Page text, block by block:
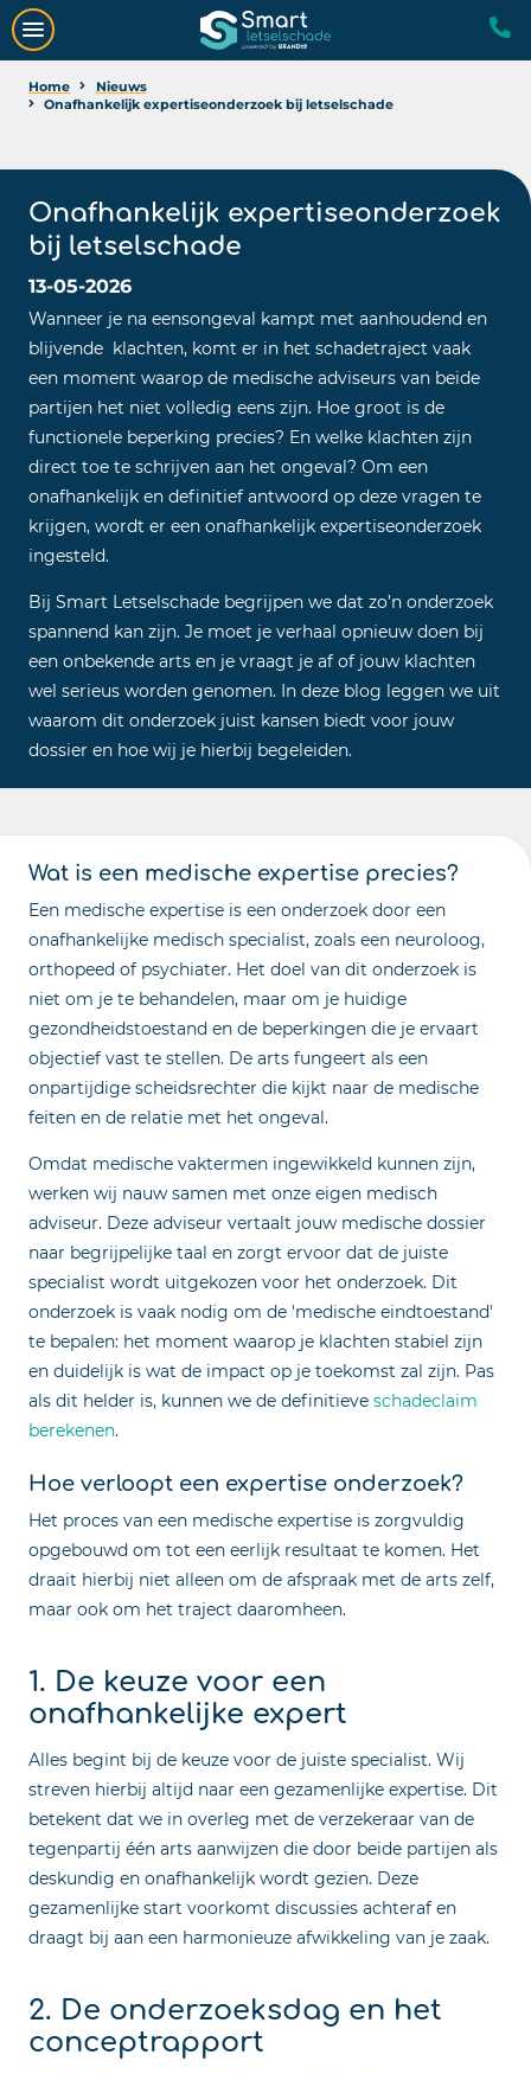
Home
Nieuws
Onafhankelijk expertiseonderzoek bij letselschade
Onafhankelijk expertiseonderzoek
bij letselschade
13-05-2026
Wanneer je na eensongeval kampt met aanhoudend en
blijvende klachten, komt er in het schadetraject vaak
een moment waarop de medische adviseurs van beide
partijen het niet volledig eens zijn. Hoe groot is de
functionele beperking precies? En welke klachten zijn
direct toe te schrijven aan het ongeval? Om een
onafhankelijk en definitief antwoord op deze vragen te
krijgen, wordt er een onafhankelijk expertiseonderzoek
ingesteld.
Bij Smart Letselschade begrijpen we dat zo’n onderzoek
spannend kan zijn. Je moet je verhaal opnieuw doen bij
een onbekende arts en je vraagt je af of jouw klachten
wel serieus worden genomen. In deze blog leggen we uit
waarom dit onderzoek juist kansen biedt voor jouw
dossier en hoe wij je hierbij begeleiden.
Wat is een medische expertise precies?
Een medische expertise is een onderzoek door een
onafhankelijke medisch specialist, zoals een neuroloog,
orthopeed of psychiater. Het doel van dit onderzoek is
niet om je te behandelen, maar om je huidige
gezondheidstoestand en de beperkingen die je ervaart
objectief vast te stellen. De arts fungeert als een
onpartijdige scheidsrechter die kijkt naar de medische
feiten en de relatie met het ongeval.
Omdat medische vaktermen ingewikkeld kunnen zijn,
werken wij nauw samen met onze eigen medisch
adviseur. Deze adviseur vertaalt jouw medische dossier
naar begrijpelijke taal en zorgt ervoor dat de juiste
specialist wordt uitgekozen voor het onderzoek. Dit
onderzoek is vaak nodig om de 'medische eindtoestand'
te bepalen: het moment waarop je klachten stabiel zijn
en duidelijk is wat de impact op je toekomst zal zijn. Pas
als dit helder is, kunnen we de definitieve schadeclaim
berekenen.
Hoe verloopt een expertise onderzoek?
Het proces van een medische expertise is zorgvuldig
opgebouwd om tot een eerlijk resultaat te komen. Het
draait hierbij niet alleen om de afspraak met de arts zelf,
maar ook om het traject daaromheen.
1. De keuze voor een
onafhankelijke expert
Alles begint bij de keuze voor de juiste specialist. Wij
streven hierbij altijd naar een gezamenlijke expertise. Dit
betekent dat we in overleg met de verzekeraar van de
tegenpartij één arts aanwijzen die door beide partijen als
deskundig en onafhankelijk wordt gezien. Deze
gezamenlijke start voorkomt discussies achteraf en
draagt bij aan een harmonieuze afwikkeling van je zaak.
2. De onderzoeksdag en het
conceptrapport